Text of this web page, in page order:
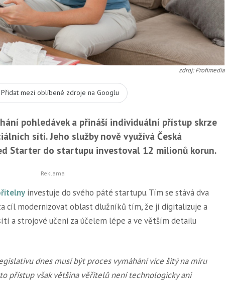
zdroj: Profimedia
Přidat mezi oblíbené zdroje na Googlu
pohledávek a přináší individuální přístup skrze
sítí. Jeho služby nově využívá Česká
Starter do startupu investoval 12 milionů korun.
investuje do svého páté startupu. Tím se stává dva
cíl modernizovat oblast dlužníků tím, že jí digitalizuje a
a strojové učení za účelem lépe a ve větším detailu
dnes musí být proces vymáhání více šitý na míru
přístup však většina věřitelů není technologicky ani